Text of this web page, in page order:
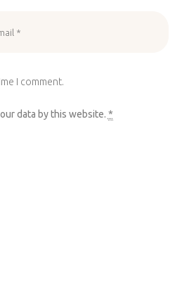
I comment.
data by this website. *